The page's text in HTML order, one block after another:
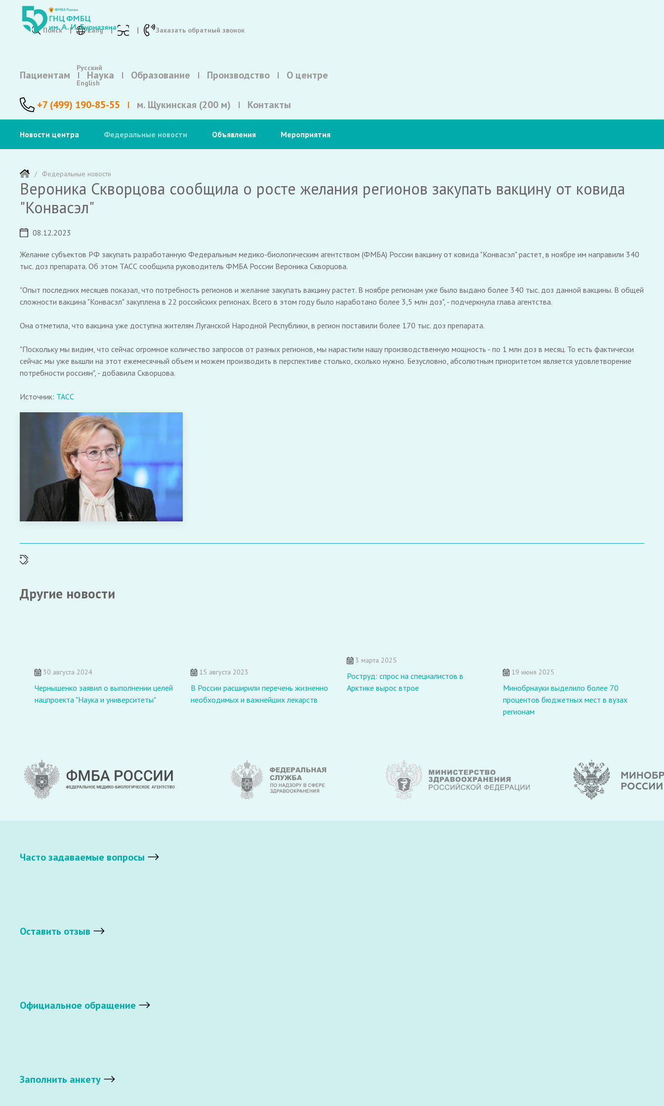
Поиск Lang
Русский
English
Заказать обратный звонок
Пациентам Наука Образование Производство О центре
+7 (499) 190-85-55 м. Щукинская (200 м) Контакты
Новости центра Федеральные новости Объявления Мероприятия
Федеральные новости
Вероника Скворцова сообщила о росте желания регионов закупать вакцину от ковида
"Конвасэл"
08.12.2023
Желание субъектов РФ закупать разработанную Федеральным медико-биологическим агентством (ФМБА) России вакцину от ковида "Конвасэл" растет, в ноябре им направили 340
тыс. доз препарата. Об этом ТАСС сообщила руководитель ФМБА России Вероника Скворцова.
"Опыт последних месяцев показал, что потребность регионов и желание закупать вакцину растет. В ноябре регионам уже было выдано более 340 тыс. доз данной вакцины. В общей
сложности вакцина "Конвасэл" закуплена в 22 российских регионах. Всего в этом году было наработано более 3,5 млн доз", - подчеркнула глава агентства.
Она отметила, что вакцина уже доступна жителям Луганской Народной Республики, в регион поставили более 170 тыс. доз препарата.
"Поскольку мы видим, что сейчас огромное количество запросов от разных регионов, мы нарастили нашу производственную мощность - по 1 млн доз в месяц. То есть фактически
сейчас мы уже вышли на этот ежемесячный объем и можем производить в перспективе столько, сколько нужно. Безусловно, абсолютным приоритетом является удовлетворение
потребности россиян", - добавила Скворцова.
Источник: ТАСС
Другие новости
30 августа 2024
Чернышенко заявил о выполнении целей
нацпроекта "Наука и университеты"
15 августа 2023
В России расширили перечень жизненно
необходимых и важнейших лекарств
3 марта 2025
Роструд: спрос на специалистов в
Арктике вырос втрое
19 июня 2025
Минобрнауки выделило более 70
процентов бюджетных мест в вузах
регионам
Часто задаваемые вопросы
Оставить отзыв
Официальное обращение
Заполнить анкету